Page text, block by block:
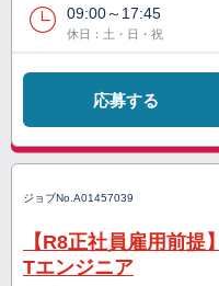
09:00～17:45
休日：土・日・祝
応募する
ジョブNo. A01457039
【R8正社員雇用前
Tエンジニア